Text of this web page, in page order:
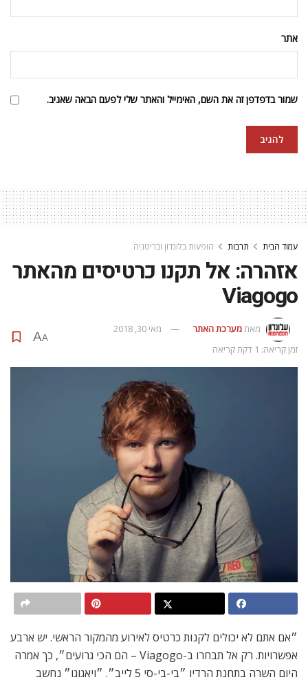
אתר
שמור בדפדפן זה את השם, האימייל והאתר שלי לפעם הבאה שאגיב.
עמוד הבית תרבות הופעות בלונדון ובריטניה
אזהרה: אל תקנו כרטיסים מהאתר
Viagogo
מאתמערכת האתר
מאי 30, 2018
זמן קריאה: 1 דקת קריאה
A
A
״אם אתם לא יכולים לקנות כרטיס לאירוע מהמקור הראשי. יש ארבע
אפשרויות. רק אל תבחרו ב-Viagogo – הם הכי גרועים״, כך אמרה
היום השרה בתחנת הרדיו ״בי-בי-סי 5 לייב״. ״ויאגוגו״ נחשב